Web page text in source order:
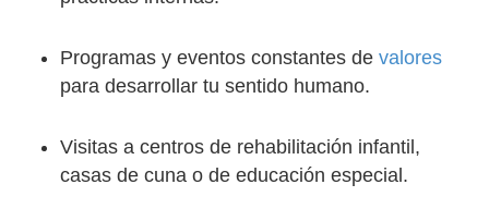
Programas y eventos constantes de valores
para desarrollar tu sentido humano.
Visitas a centros de rehabilitación infantil,
casas de cuna o de educación especial.